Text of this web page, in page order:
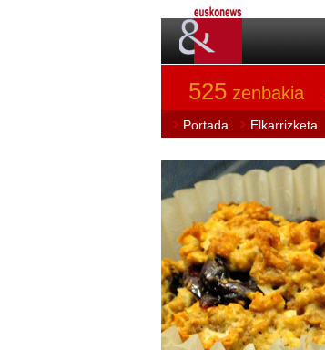
525 zenbakia
Portada Elkarrizketa